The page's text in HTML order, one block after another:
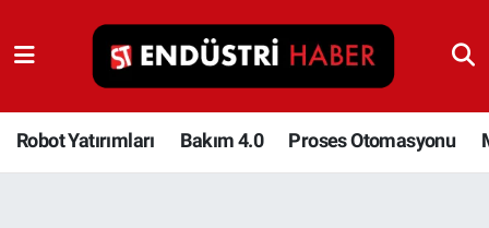
Robot Yatırımları Bakım 4.0 Proses Otomasyonu
Robot Yatırımları
Bakım 4.0